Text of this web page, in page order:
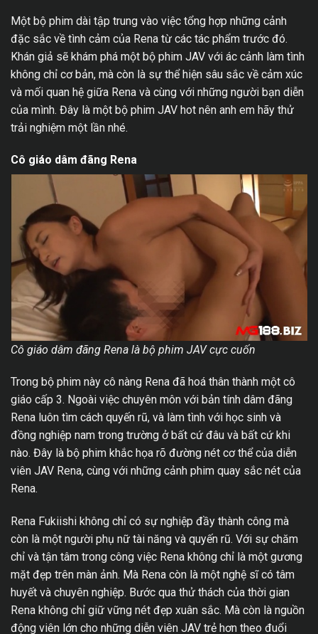
Một bộ phim dài tập trung vào việc tổng hợp những cảnh
đặc sắc về tình cảm của Rena từ các tác phẩm trước đó.
Khán giả sẽ khám phá một bộ phim JAV với ác cảnh làm tình
không chỉ cơ bản, mà còn là sự thể hiện sâu sắc về cảm xúc
và mối quan hệ giữa Rena và cùng với những người bạn diễn
của mình. Đây là một bộ phim JAV hot nên anh em hãy thử
trải nghiệm một lần nhé.
Cô giáo dâm đãng Rena
Cô giáo dâm đãng Rena là bộ phim JAV cực cuốn
Trong bộ phim này cô nàng Rena đã hoá thân thành một cô
giáo cấp 3. Ngoài việc chuyên môn với bản tính dâm đãng
Rena luôn tìm cách quyến rũ, và làm tình với học sinh và
đồng nghiệp nam trong trường ở bất cứ đâu và bất cứ khi
nào. Đây là bộ phim khắc họa rõ đường nét cơ thể của diễn
viên JAV Rena, cùng với những cảnh phim quay sắc nét của
Rena.
Rena Fukiishi không chỉ có sự nghiệp đầy thành công mà
còn là một người phụ nữ tài năng và quyến rũ. Với sự chăm
chỉ và tận tâm trong công việc Rena không chỉ là một gương
mặt đẹp trên màn ảnh. Mà Rena còn là một nghệ sĩ có tâm
huyết và chuyên nghiệp. Bước qua thử thách của thời gian
Rena không chỉ giữ vững nét đẹp xuân sắc. Mà còn là nguồn
động viên lớn cho những diễn viên JAV trẻ hơn theo đuổi